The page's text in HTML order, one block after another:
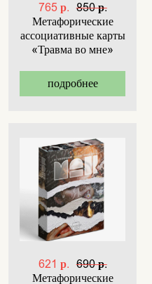
765 р. 850 р.
Метафорические
ассоциативные карты
«Травма во мне»
подробнее
621 р. 690 р.
Метафорические